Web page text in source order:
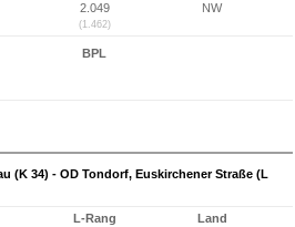
2.049
(1.462)
NW
BPL
(K 34) - OD Tondorf, Euskirchener Straße (L
L-Rang
Land